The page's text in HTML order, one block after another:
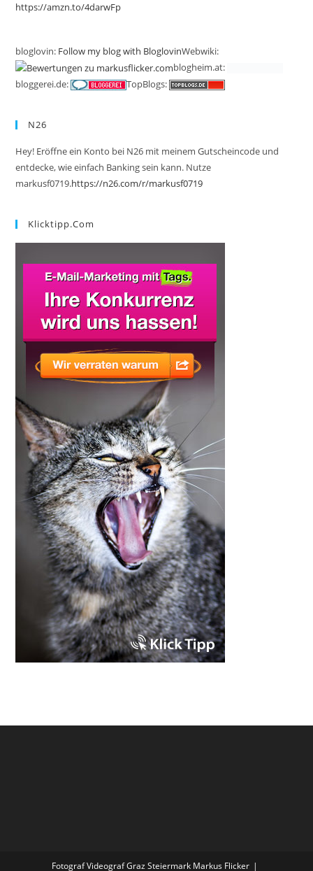
https://amzn.to/4darwFp
bloglovin: Follow my blog with BloglovinWebwiki:
blogheim.at:
bloggerei.de:
TopBlogs:
N26
Hey! Eröffne ein Konto bei N26 mit meinem Gutscheincode und
entdecke, wie einfach Banking sein kann. Nutze
markusf0719.https://n26.com/r/markusf0719
Klicktipp.com
Fotograf Videograf Graz Steiermark Markus Flicker